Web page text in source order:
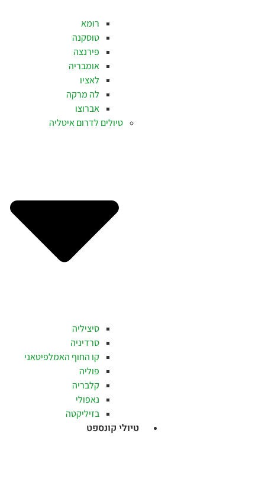
רומא
טוסקנה
פירנצה
אומבריה
לאציו
לה מרקה
אברוצו
טיולים לדרום איטליה
סיציליה
סרדיניה
קו החוף האמלפיטאני
פוליה
קלבריה
נאפולי
בזיליקטה
טיולי קונספט